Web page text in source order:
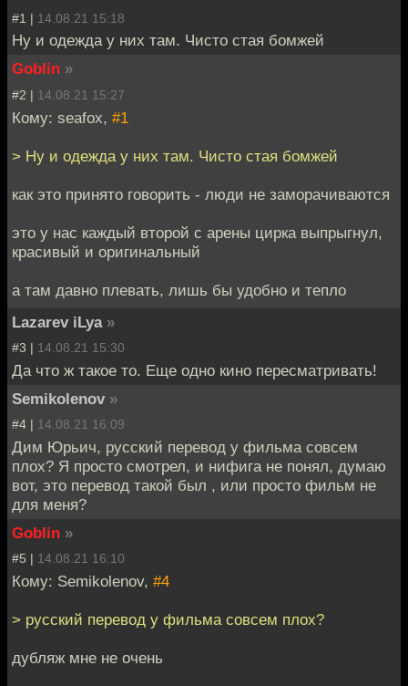
#1 | 14.08.21 15:18
Ну и одежда у них там. Чисто стая бомжей
Goblin »
#2 | 14.08.21 15:27
Кому: seafox, #1
> Ну и одежда у них там. Чисто стая бомжей
как это принято говорить - люди не заморачиваются
это у нас каждый второй с арены цирка выпрыгнул,
красивый и оригинальный
а там давно плевать, лишь бы удобно и тепло
Lazarev iLya »
#3 | 14.08.21 15:30
Да что ж такое то. Еще одно кино пересматривать!
Semikolenov »
#4 | 14.08.21 16:09
Дим Юрьич, русский перевод у фильма совсем
плох? Я просто смотрел, и нифига не понял, думаю
вот, это перевод такой был , или просто фильм не
для меня?
Goblin »
#5 | 14.08.21 16:10
Кому: Semikolenov, #4
> русский перевод у фильма совсем плох?
дубляж мне не очень